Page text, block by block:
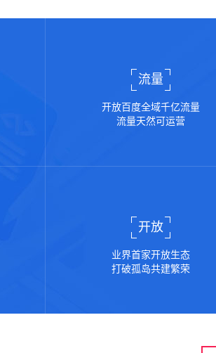
流量
开放百度全域千亿流量
流量天然可运营
开放
业界首家开放生态
打破孤岛共建繁荣